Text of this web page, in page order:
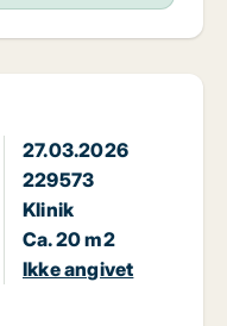
27.03.2026
229573
Klinik
Ca. 20 m2
Ikke angivet